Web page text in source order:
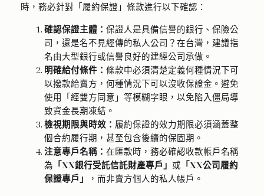
時，務必針對「履約保證」條款進行以下確認：
確認保證主體： 保證人是具備信譽的銀行、保險公
司，還是名不見經傳的私人公司？在台灣，建議指
名由大型銀行或信譽良好的建經公司承做。
明確給付條件： 條款中必須清楚定義何種情況下可
以撥款給賣方，何種情況下可以沒收保證金。避免
使用「經雙方同意」等模糊字眼，以免陷入僵局導
致資金長期凍結。
檢視期限與時效： 履約保證的效力期限必須涵蓋整
個合約履行期，甚至包含後續的保固期。
注意專戶名稱： 在匯款時，務必確認收款帳戶名稱
為 「XX銀行受託信託財產專戶」 或 「XX公司履約
保證專戶」
，而非賣方個人的私人帳戶。